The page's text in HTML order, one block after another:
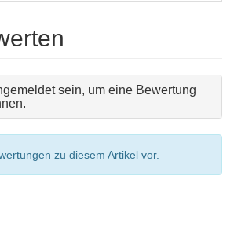
sein, um eine Bewertung
zu diesem Artikel vor.